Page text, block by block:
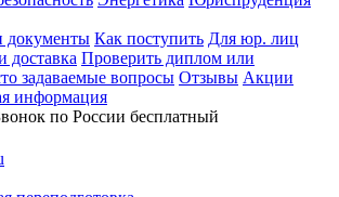
документы Как поступить Для юр. лиц
доставка Проверить диплом или
задаваемые вопросы Отзывы Акции
информация
по России бесплатный